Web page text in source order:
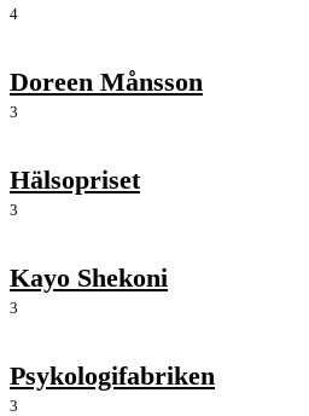
4
Doreen Månsson
3
Hälsopriset
3
Kayo Shekoni
3
Psykologifabriken
3